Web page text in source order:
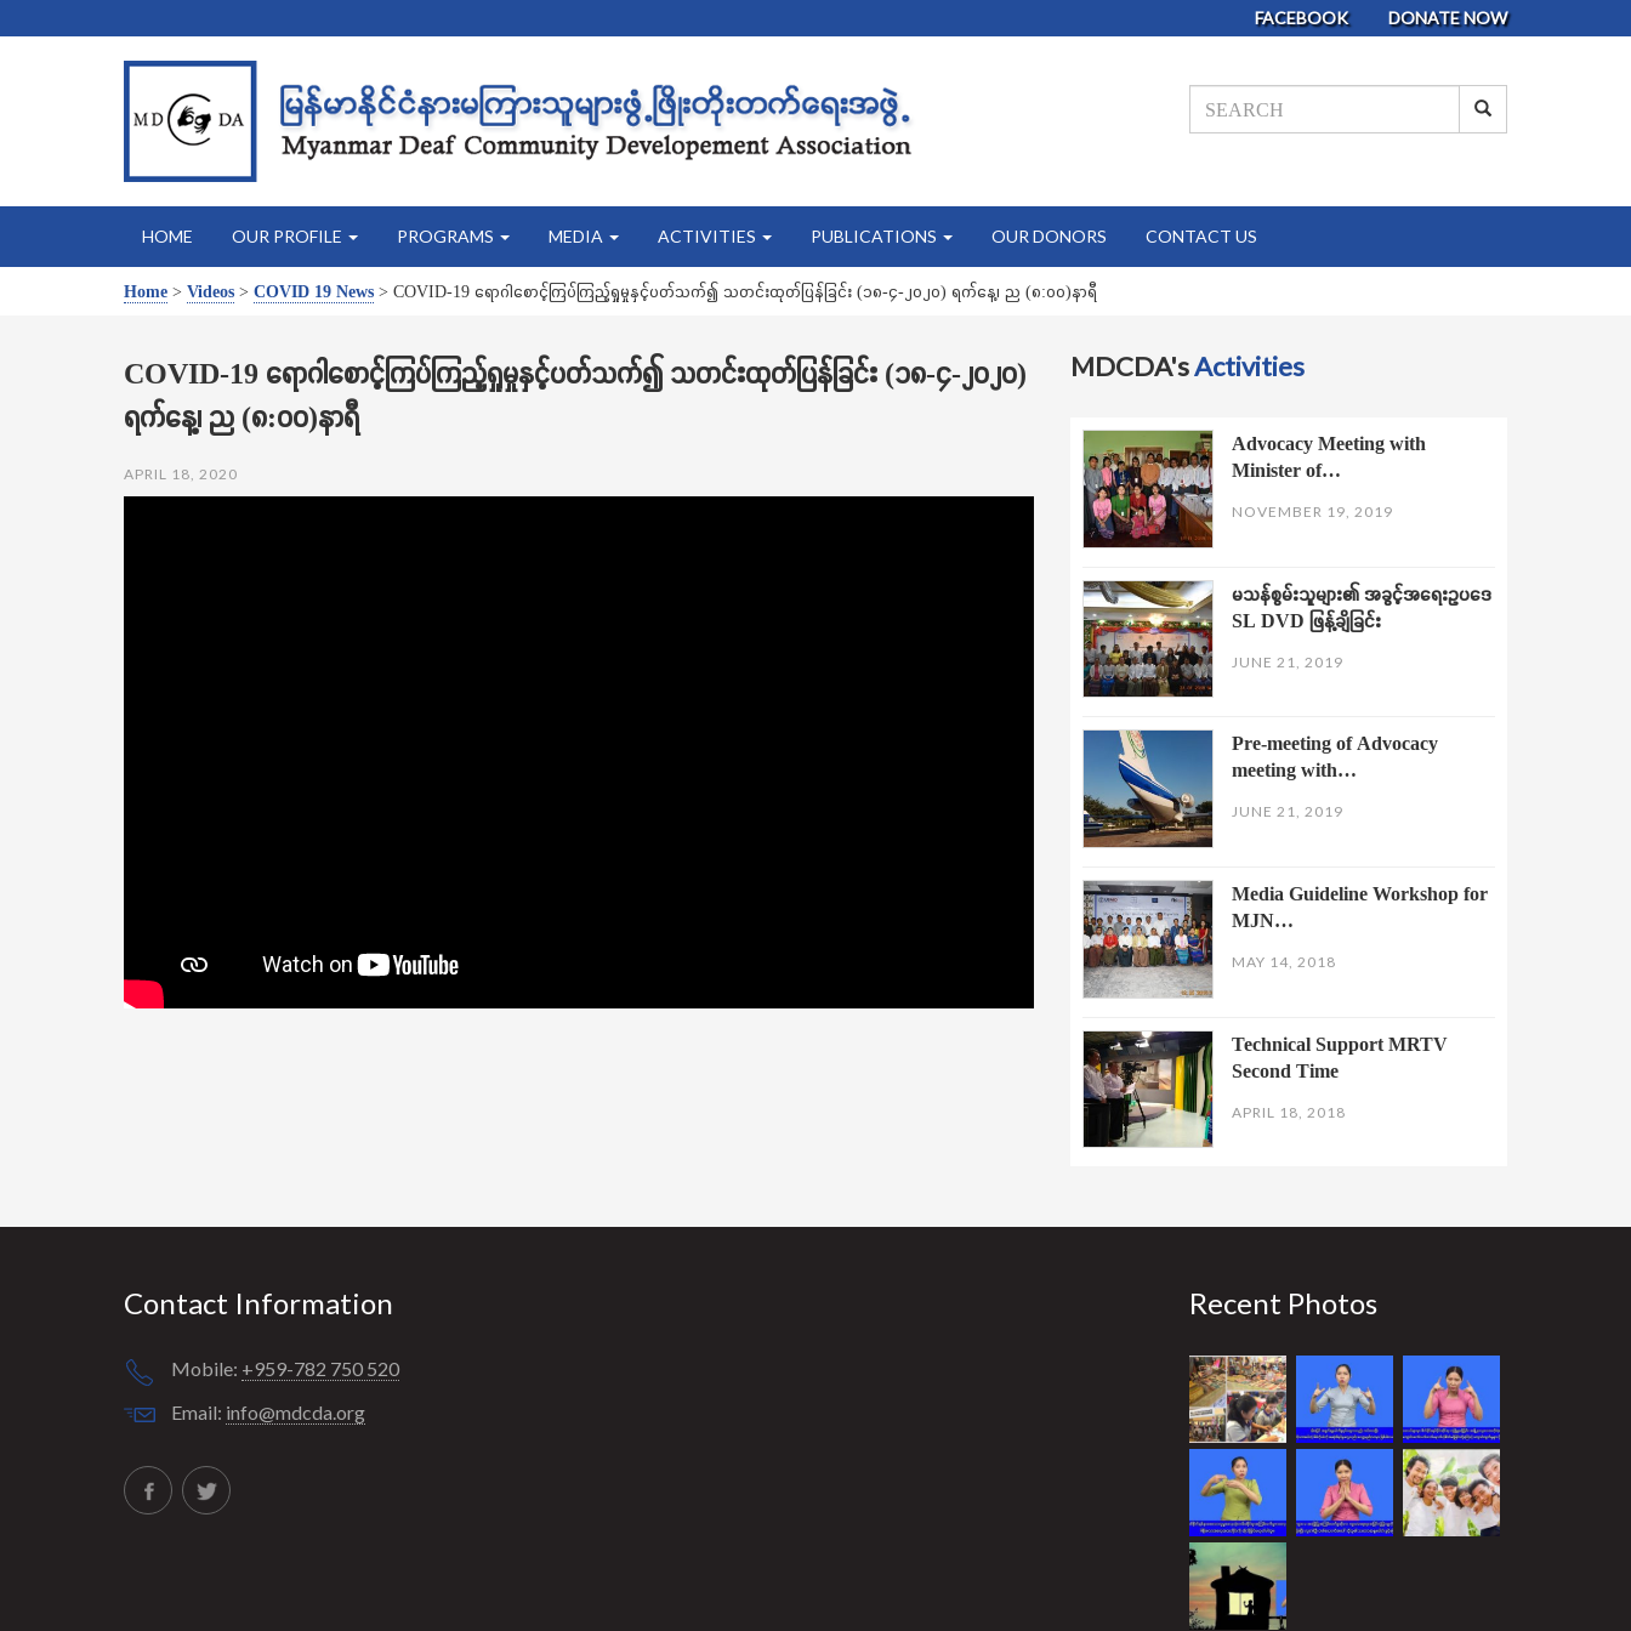
FACEBOOK DONATE NOW
HOME OUR PROFILE PROGRAMS MEDIA ACTIVITIES PUBLICATIONS OUR DONORS CONTACT US
Home > Videos > COVID 19 News > COVID-19 ရောဂါစောင့်ကြပ်ကြည့်ရှုမှုနှင့်ပတ်သက်၍ သတင်းထုတ်ပြန်ခြင်း (၁၈-၄-၂၀၂၀) ရက်နေ့၊ ည (၈:၀၀)နာရီ
COVID-19 ရောဂါစောင့်ကြပ်ကြည့်ရှုမှုနှင့်ပတ်သက်၍ သတင်းထုတ်ပြန်ခြင်း (၁၈-၄-၂၀၂၀)
ရက်နေ့၊ ည (၈:၀၀)နာရီ
APRIL 18, 2020
MDCDA'sActivities
Advocacy Meeting with
Minister of…
NOVEMBER 19, 2019
မသန်စွမ်းသူများ၏ အခွင့်အရေးဥပဒေ
SL DVD ဖြန့်ချိခြင်း
JUNE 21, 2019
Pre-meeting of Advocacy
meeting with…
JUNE 21, 2019
Media Guideline Workshop for
MJN…
MAY 14, 2018
Technical Support MRTV
Second Time
APRIL 18, 2018
Contact Information
Mobile: +959-782 750 520
Email: info@mdcda.org
Recent Photos